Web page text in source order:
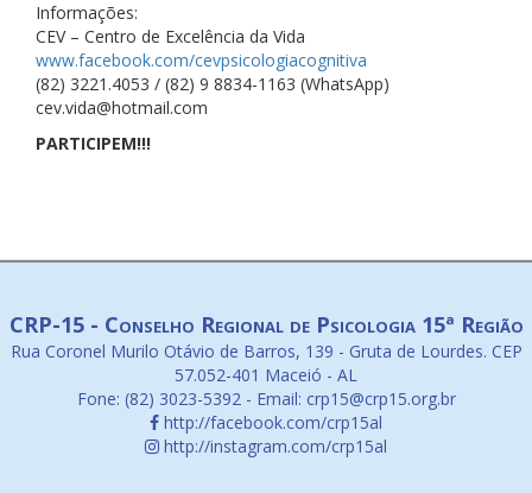
Informações:
CEV – Centro de Excelência da Vida
www.facebook.com/cevpsicologiacognitiva
(82) 3221.4053 / (82) 9 8834-1163 (WhatsApp)
cev.vida@hotmail.com
PARTICIPEM!!!
CRP-15 - Conselho Regional de Psicologia 15ª Região
Rua Coronel Murilo Otávio de Barros, 139 - Gruta de Lourdes. CEP
57.052-401 Maceió - AL
Fone: (82) 3023-5392 - Email: crp15@crp15.org.br
http://facebook.com/crp15al
http://instagram.com/crp15al